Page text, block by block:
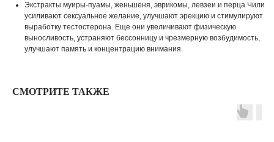
Экстракты муиры-пуамы, женьшеня, эврикомы, левзеи и перца Чили
усиливают сексуальное желание, улучшают эрекцию и стимулируют
выработку тестостерона. Еще они увеличивают физическую
выносливость, устраняют бессонницу и чрезмерную возбудимость,
улучшают память и концентрацию внимания.
СМОТРИТЕ ТАКЖЕ